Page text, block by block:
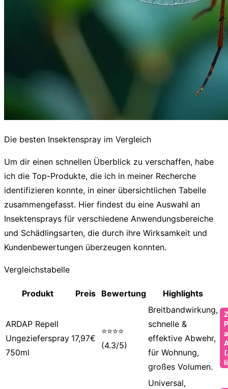
Die besten Insektenspray im Vergleich
Um dir einen schnellen Überblick zu verschaffen, habe
ich die Top-Produkte, die ich in meiner Recherche
identifizieren konnte, in einer übersichtlichen Tabelle
zusammengefasst. Hier findest du eine Auswahl an
Insektensprays für verschiedene Anwendungsbereiche
und Schädlingsarten, die durch ihre Wirksamkeit und
Kundenbewertungen überzeugen konnten.
Vergleichstabelle
Produkt Preis Bewertung Highlights
ARDAP Repell
Ungezieferspray
750ml
17,97€
⭐⭐⭐⭐
(4.3/5)
Breitbandwirkung,
schnelle &
effektive Abwehr,
für Wohnung,
großes Volumen.
Universal,